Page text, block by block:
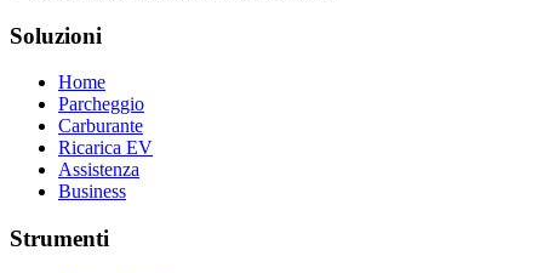
Soluzioni
Home
Parcheggio
Carburante
Ricarica EV
Assistenza
Business
Strumenti